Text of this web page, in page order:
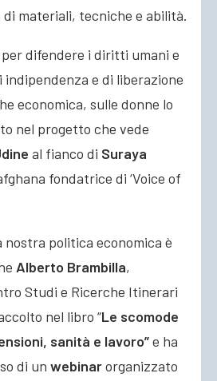
materiali, tecniche e abilità.
per difendere i diritti umani e
e di liberazione
economica, sulle donne lo
nel progetto che vede
al fianco di Suraya
fondatrice di ‘Voice of
nostra politica economica è
Alberto Brambilla,
Studi e Ricerche Itinerari
nel libro “Le scomode
sanità e lavoro”e ha
di un webinarorganizzato